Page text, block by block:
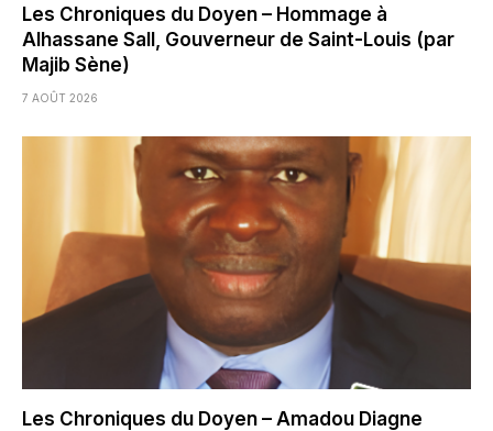
Les Chroniques du Doyen – Hommage à
Alhassane Sall, Gouverneur de Saint-Louis (par
Majib Sène)
7 AOÛT 2026
Les Chroniques du Doyen – Amadou Diagne